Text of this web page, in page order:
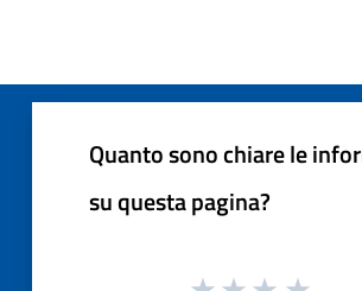
Quanto sono chiare le
su questa pagina?